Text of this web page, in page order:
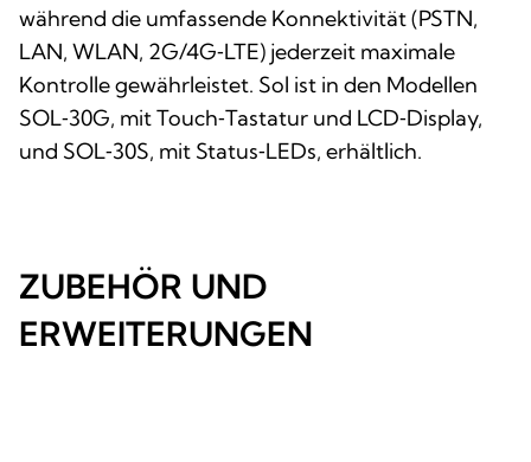
während die umfassende Konnektivität (PSTN,
LAN, WLAN, 2G/4G‑LTE) jederzeit maximale
Kontrolle gewährleistet. Sol ist in den Modellen
SOL‑30G, mit Touch‑Tastatur und LCD‑Display,
und SOL‑30S, mit Status‑LEDs, erhältlich.
ZUBEHÖR UND
ERWEITERUNGEN